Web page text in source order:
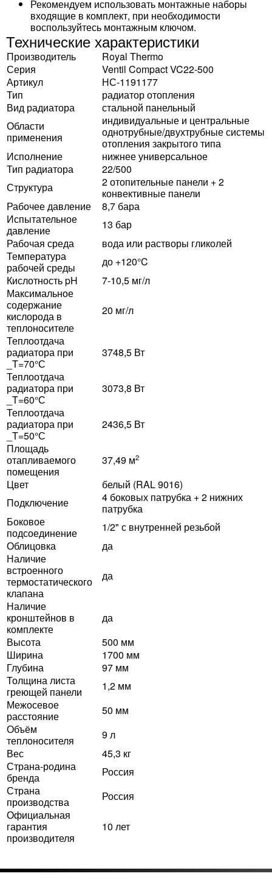
Рекомендуем использовать монтажные наборы
входящие в комплект, при необходимости
воспользуйтесь монтажным ключом.
Технические характеристики
Производитель
Royal Thermo
Серия
Ventil Compact VC22-500
Артикул
НС-1191177
Тип
радиатор отопления
Вид радиатора
стальной панельный
Области
применения
индивидуальные и центральные
однотрубные/двухтрубные системы
отопления закрытого типа
Исполнение
нижнее универсальное
Тип радиатора
22/500
Структура
2 отопительные панели + 2
конвективные панели
Рабочее давление
8,7 бара
Испытательное
давление
13 бар
Рабочая среда
вода или растворы гликолей
Температура
рабочей среды
до +120°C
Кислотность pH
7-10,5 мг/л
Максимальное
содержание
кислорода в
теплоносителе
20 мг/л
Теплоотдача
радиатора при
_T=70°С
3748,5 Вт
Теплоотдача
радиатора при
_T=60°С
3073,8 Вт
Теплоотдача
радиатора при
_T=50°С
2436,5 Вт
Площадь
отапливаемого
помещения
37,49 м2
Цвет
белый (RAL 9016)
Подключение
4 боковых патрубка + 2 нижних
патрубка
Боковое
подсоединение
1/2" с внутренней резьбой
Облицовка
да
Наличие
встроенного
термостатического
клапана
да
Наличие
кронштейнов в
комплекте
да
Высота
500 мм
Ширина
1700 мм
Глубина
97 мм
Толщина листа
греющей панели
1,2 мм
Межосевое
расстояние
50 мм
Объём
теплоносителя
9 л
Вес
45,3 кг
Страна-родина
бренда
Россия
Страна
производства
Россия
Официальная
гарантия
производителя
10 лет